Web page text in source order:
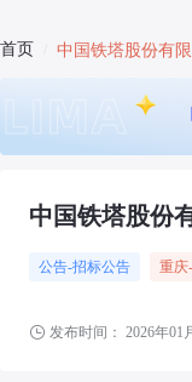
首页 中国铁塔股份有
中国铁塔股份
公告-招标公告 重庆
发布时间： 2026年01